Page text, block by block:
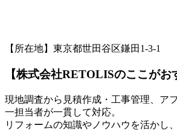
【所在地】東京都世田谷区鎌田1-3-1
【株式会社RETOLISのここがお
現地調査から見積作成・工事管理、ア
一担当者が一貫して対応。
リフォームの知識やノウハウを活かし